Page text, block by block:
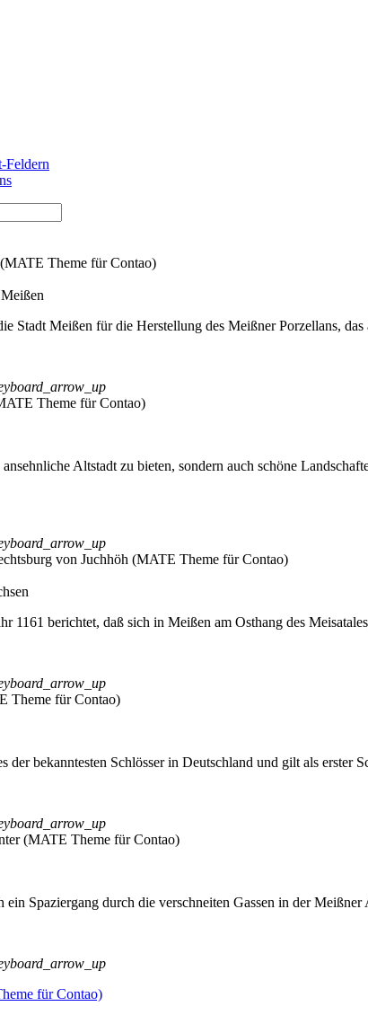
Feldern
Stadt Meißen für die Herstellung des Meißner Porzellans,
Altstadt zu bieten, sondern auch schöne
1161 berichtet, daß sich in Meißen am Osthang des
der bekanntesten Schlösser in Deutschland und gilt als erster
Spaziergang durch die verschneiten Gassen in der Meißner